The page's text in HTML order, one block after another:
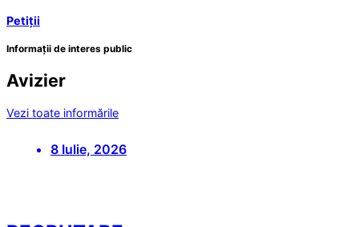
Petiții
Informații de interes public
Avizier
Vezi toate informările
8 Iulie, 2026